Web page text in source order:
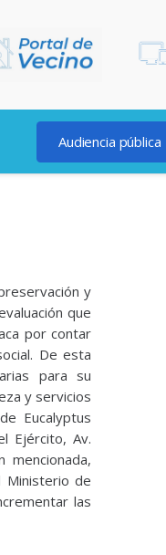
Audiencia pública
y
que
por contar
De esta
para su
y servicios
Eucalyptus
Ejército, Av.
Ministerio de
las